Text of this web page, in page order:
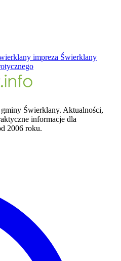
impreza Świerklany
Świerklany. Aktualności,
informacje dla
2006 roku.